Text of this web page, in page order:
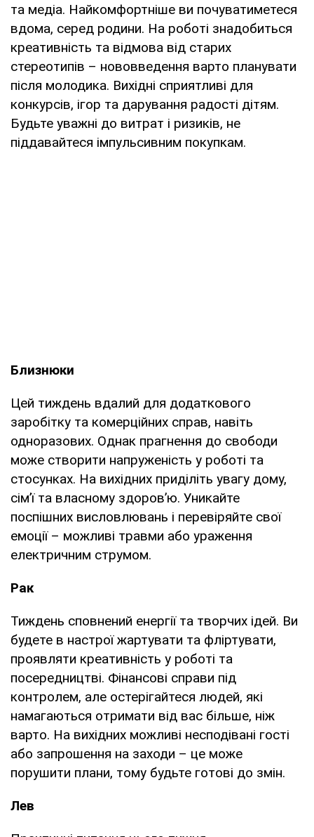
та медіа. Найкомфортніше ви почуватиметеся
вдома, серед родини. На роботі знадобиться
креативність та відмова від старих
стереотипів – нововведення варто планувати
після молодика. Вихідні сприятливі для
конкурсів, ігор та дарування радості дітям.
Будьте уважні до витрат і ризиків, не
піддавайтеся імпульсивним покупкам.
Близнюки
Цей тиждень вдалий для додаткового
заробітку та комерційних справ, навіть
одноразових. Однак прагнення до свободи
може створити напруженість у роботі та
стосунках. На вихідних приділіть увагу дому,
сім’ї та власному здоров’ю. Уникайте
поспішних висловлювань і перевіряйте свої
емоції – можливі травми або ураження
електричним струмом.
Рак
Тиждень сповнений енергії та творчих ідей. Ви
будете в настрої жартувати та фліртувати,
проявляти креативність у роботі та
посередництві. Фінансові справи під
контролем, але остерігайтеся людей, які
намагаються отримати від вас більше, ніж
варто. На вихідних можливі несподівані гості
або запрошення на заходи – це може
порушити плани, тому будьте готові до змін.
Лев